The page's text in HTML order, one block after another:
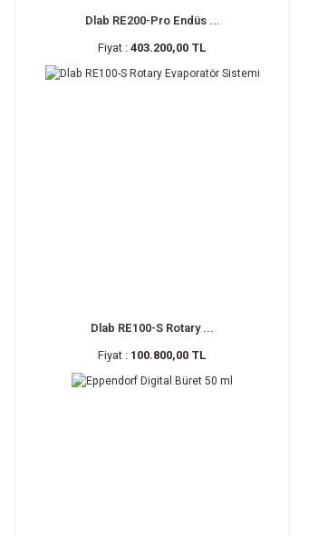
Dlab RE200-Pro Endüs ...
Fiyat :403.200,00 TL
Dlab RE100-S Rotary ...
Fiyat : 100.800,00 TL